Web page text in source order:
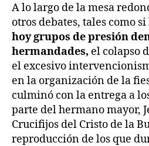
A lo largo de la mesa
otros debates, tales como si
hoy grupos de presión
hermandades, el colapso
el excesivo
en la organización de la
culminó con la entrega a
parte del hermano mayor,
Crucifijos del Cristo de la
reproducción de los que